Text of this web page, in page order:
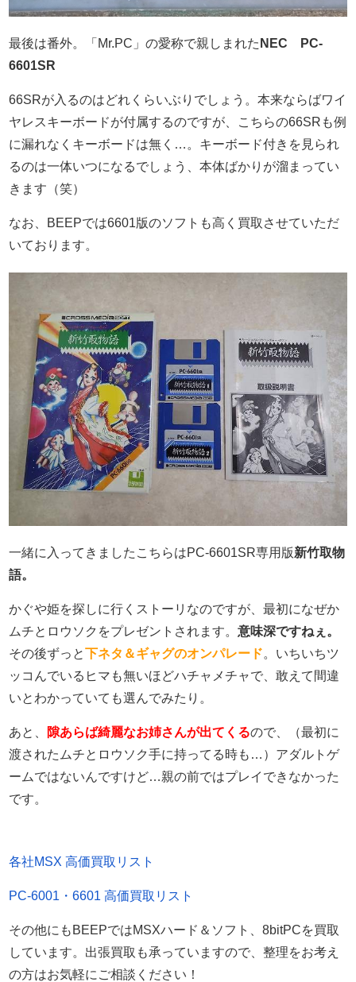
最後は番外。「Mr.PC」の愛称で親しまれた NEC PC-
6601SR
66SRが入るのはどれくらいぶりでしょう。本来ならばワイ
ヤレスキーボードが付属するのですが、こちらの66SRも例
に漏れなくキーボードは無く…。キーボード付きを見られ
るのは一体いつになるでしょう、本体ばかりが溜まってい
きます（笑）
なお、BEEPでは6601版のソフトも高く買取させていただ
いております。
一緒に入ってきましたこちらはPC-6601SR専用版新竹取物
語。
かぐや姫を探しに行くストーリなのですが、最初になぜか
ムチとロウソクをプレゼントされます。意味深ですねぇ。
その後ずっと下ネタ＆ギャグのオンパレード。いちいちツ
ッコんでいるヒマも無いほどハチャメチャで、敢えて間違
いとわかっていても選んでみたり。
あと、 隙あらば綺麗なお姉さんが出てくるので、（最初に
渡されたムチとロウソク手に持ってる時も…）アダルトゲ
ームではないんですけど…親の前ではプレイできなかった
です。
各社MSX 高価買取リスト
PC-6001・6601 高価買取リスト
その他にもBEEPではMSXハード＆ソフト、8bitPCを買取
しています。出張買取も承っていますので、整理をお考え
の方はお気軽にご相談ください！